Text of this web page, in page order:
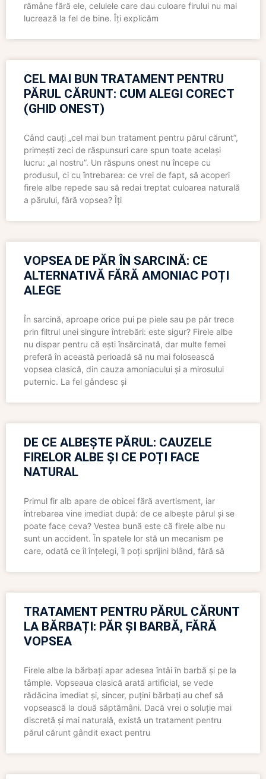
rămâne fără ele, celulele care dau culoare firului nu mai
lucrează la fel de bine. Îți explicăm
CEL MAI BUN TRATAMENT PENTRU
PĂRUL CĂRUNT: CUM ALEGI CORECT
(GHID ONEST)
Când cauți „cel mai bun tratament pentru părul cărunt”,
primești zeci de răspunsuri care spun toate același
lucru: „al nostru”. Un răspuns onest nu începe cu
produsul, ci cu întrebarea: ce vrei de fapt, să acoperi
firele albe repede sau să redai treptat culoarea naturală
a părului, fără vopsea? Îți
VOPSEA DE PĂR ÎN SARCINĂ: CE
ALTERNATIVĂ FĂRĂ AMONIAC POȚI
ALEGE
În sarcină, aproape orice pui pe piele sau pe păr trece
prin filtrul unei singure întrebări: este sigur? Firele albe
nu dispar pentru că ești însărcinată, dar multe femei
preferă în această perioadă să nu mai folosească
vopsea clasică, din cauza amoniacului și a mirosului
puternic. La fel gândesc și
DE CE ALBEȘTE PĂRUL: CAUZELE
FIRELOR ALBE ȘI CE POȚI FACE
NATURAL
Primul fir alb apare de obicei fără avertisment, iar
întrebarea vine imediat după: de ce albește părul și se
poate face ceva? Vestea bună este că firele albe nu
sunt un accident. În spatele lor stă un mecanism pe
care, odată ce îl înțelegi, îl poți sprijini blând, fără să
TRATAMENT PENTRU PĂRUL CĂRUNT
LA BĂRBAȚI: PĂR ȘI BARBĂ, FĂRĂ
VOPSEA
Firele albe la bărbați apar adesea întâi în barbă și pe la
tâmple. Vopseaua clasică arată artificial, se vede
rădăcina imediat și, sincer, puțini bărbați au chef să
vopsească la două săptămâni. Dacă vrei o soluție mai
discretă și mai naturală, există un tratament pentru
părul cărunt gândit exact pentru